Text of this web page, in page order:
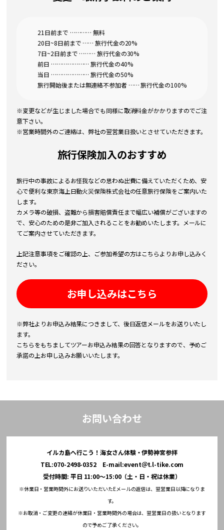
21日前まで ………… 無料
20日~8日前まで …… 旅行代金の20%
7日~2日前まで ……… 旅行代金の30%
前日 ………………… 旅行代金の40%
当日 ………………… 旅行代金の50%
旅行開始後または無連絡不参加者 …… 旅行代金の100%
※変更などが生じました場合でも同様に取消料金がかかりますのでご注
意下さい。
※営業時間外のご連絡は、弊社の翌営業日扱いとさせていただきます。
旅行保険加入のおすすめ
旅行中の事故によるお怪我などの思わぬ出費に備えていただくため、安
心で便利な東京海上日動火災保険株式会社の任意旅行保険をご案内いた
します。
カメラ等の破損、盗難から損害賠償責任まで幅広い補償がございますの
で、安心のための是非ご加入されることをお勧めいたします。メールに
てご案内させていただきます。
上記注意事項をご確認の上、ご参加希望の方はこちらよりお申し込みく
ださい。
お申し込みはこちら
※弊社よりお申込み結果につきまして、後日返信メールをお送りいたし
ます。
こちらをもちましてツアーお申込み結果の回答となりますので、予めご
承諾の上お申し込みお願いいたします。
お問い合わせ
イルカ島へ行こう！海女さん体験・伊勢神宮参拝
TEL:070-2498-0352 E-mail:event＠t.l-tike.com
受付時間: 平日 11:00～15:00（土・日・祝は休業）
※休業日・営業時間外にお送りいただいたEメールの返信は、翌営業日以降になりま
す。
※お取消・ご変更の連絡が休業日・営業時間外の場合は、翌営業日の扱いとなります
ので予めご了承ください。